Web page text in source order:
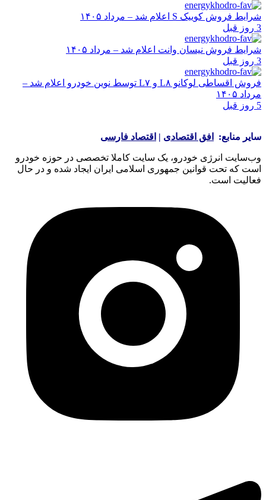
شرایط فروش کوییک S اعلام شد – مرداد ۱۴۰۵
3 روز قبل
شرایط فروش نیسان وانت اعلام شد – مرداد ۱۴۰۵
3 روز قبل
فروش اقساطی لوکانو L۸ و L۷ توسط نوین خودرو اعلام شد –
مرداد ۱۴۰۵
5 روز قبل
سایر منابع: افق اقتصادی | اقتصاد فارسی
وب‌سایت انرژی خودرو، یک سایت کاملا تخصصی در حوزه خودرو
است که تحت قوانین جمهوری اسلامی ایران ایجاد شده و در حال
فعالیت است.